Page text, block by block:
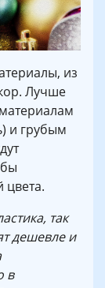
из
Лучше
и грубым
так
дешевле и
в